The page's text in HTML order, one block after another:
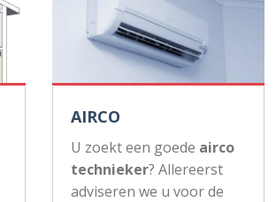
AIRCO
U zoekt een goede airco
technieker? Allereerst
adviseren we u voor de